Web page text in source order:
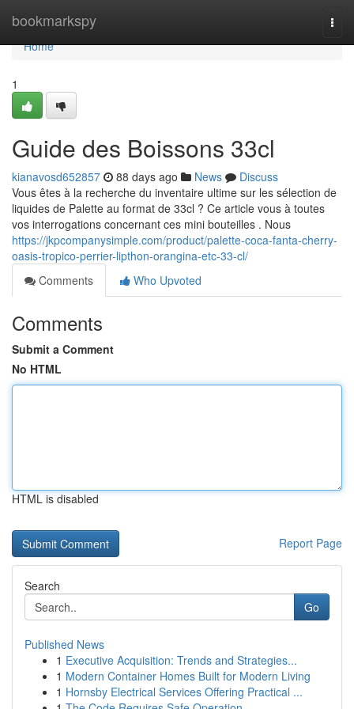
bookmarkspy
Home
Home
1
Guide des Boissons 33cl
kianavosd652857 88 days ago News
Discuss
Vous êtes à la recherche du inventaire ultime sur les sélection de
liquides de Palette au format de 33cl ? Ce article vous à toutes
vos interrogations concernant ces mini bouteilles . Nous
https://jkpcompanysimple.com/product/palette-coca-fanta-cherry-
oasis-tropico-perrier-lipthon-orangina-etc-33-cl/
Comments
Who Upvoted
Comments
Submit a Comment
No HTML
HTML is disabled
Report Page
Search
Go
Published News
1 Executive Acquisition: Trends and Strategies...
1 Modern Container Homes Built for Modern Living
1 Hornsby Electrical Services Offering Practical ...